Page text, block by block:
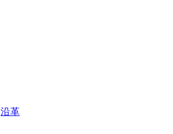
沿革